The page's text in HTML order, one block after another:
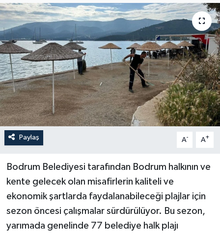
Paylaş A- A+
Bodrum Belediyesi tarafından Bodrum halkının ve
kente gelecek olan misafirlerin kaliteli ve
ekonomik şartlarda faydalanabileceği plajlar için
sezon öncesi çalışmalar sürdürülüyor. Bu sezon,
yarımada genelinde 77 belediye halk plajı
YAŞAM